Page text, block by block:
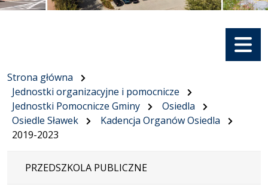
Menu
Strona główna
Jednostki organizacyjne i pomocnicze
Jednostki Pomocnicze Gminy
Osiedla
Osiedle Sławek
Kadencja Organów Osiedla
2019-2023
PRZEDSZKOLA PUBLICZNE